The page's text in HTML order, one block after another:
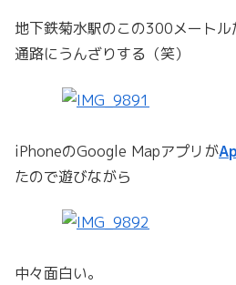
地下鉄菊水駅のこの300メート
通路にうんざりする（笑）
iPhoneのGoogle Mapアプリが
たので遊びながら
中々面白い。